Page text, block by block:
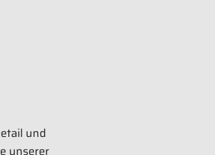
und
unserer